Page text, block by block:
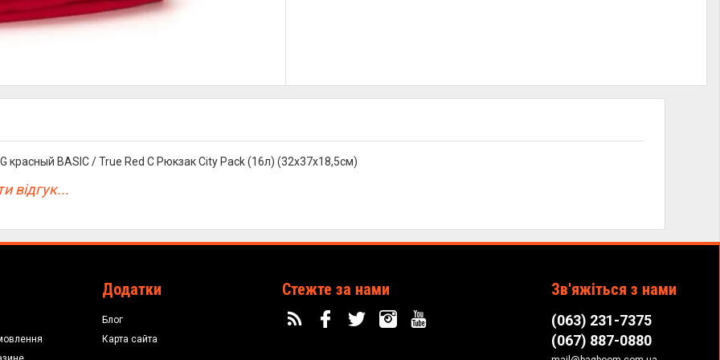
красный BASIC / True Red C Рюкзак City Pack (16л) (32x37x18,5см)
відгук...
Додатки
Блог
Карта сайта
Стежте за нами Зв'яжіться з нами
(063) 231-7375
(067) 887-0880